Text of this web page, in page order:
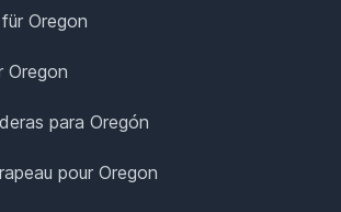
Oregon
Oregon
para Oregón
pour Oregon